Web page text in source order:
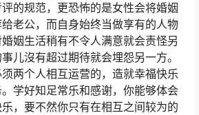
的规范，更恐怖的是女性会将婚姻
老公，而自身始终当做享有的人物
姻生活稍有不令人满意就会责怪另
儿沒有超过期待就会埋怨另一方。
两个人相互运营的，造就幸福快乐
学好知足常乐和感谢，你能够体会
，要不然你只有在相互之间较为的